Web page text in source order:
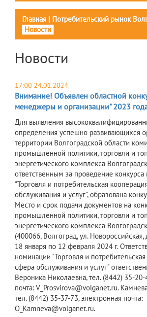
Главная | Потребительский рынок
Новости
Новости
17:00 24.01.2024
Внимание! Объявлен областной
менеджеры и организации" 2023
Для выявления
определения успешно развивающихся
территории Волгоградской области
промышленной политики, торговли и
энергетического комплекса
ответственным за проведение
"Торговля и потребительская
обслуживания и услуг", образована
Место и срок подачи документов на
промышленной политики, торговли и
энергетического комплекса
(400066, Волгоград, ул. Новороссийская,
18 января по 12 февраля 2024 г.
номинации "Торговля и
сфера обслуживания и услуг"
Вероника Николаевна, тел. (8442) 35-20-
почта: V_Prosvirova@volganet.ru.
тел. (8442) 35-37-73, электронная почта:
O_Kamneva@volganet.ru.